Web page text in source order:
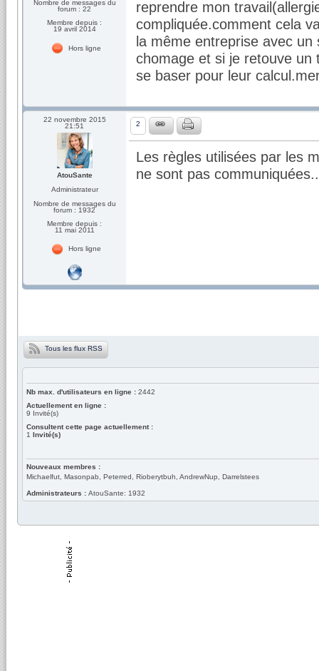
Nombre de messages du
forum : 22
Membre depuis :
19 avril 2014
Hors ligne
reprendre mon
compliquée.comment cela
la même entreprise avec
chomage et si je retouve
se baser pour leur
22 novembre 2015
21:51
AtouSante
Administrateur
Nombre de messages du
forum : 1932
Membre depuis :
11 mai 2011
Hors ligne
2
Les règles utilisées par les
ne sont pas
Tous les flux RSS
Nb max. d'utilisateurs en ligne : 2442
Actuellement en ligne :
9 Invité(s)
Consultent cette page actuellement :
1 Invité(s)
Nouveaux membres :
Michaelfut, Masonpab, Peterred, Rioberytbuh, AndrewNup, Darrelstees
Administrateurs : AtouSante: 1932